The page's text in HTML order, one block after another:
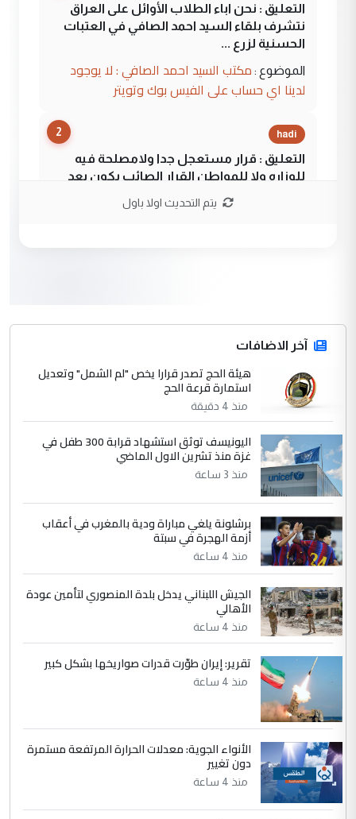
التعليق : نحن اباء الطلاب الأوائل على العراق
نتشرف بلقاء السيد احمد الصافي في العتبات
الحسنية لزرع ...
الموضوع : مكتب السيد احمد الصافي : لا يوجود
لدينا اي حساب على الفيس بوك وتويتر
2 hadi
التعليق : قرار مستعجل جدا ولامصلحة فيه
للوزاره ولا للمواطن القرار الصائب يكون بعد
جنسية الرافد الثالث للعراق ومن اصول عريقة
ابا فرات ...
الموضوع :
الجواهري يرد على صدام حسين سل
مضجعيك يابن الزنا (نص كامل)
سردار
التعليق : واحد من عصابة علي ماما يسقط
جنسية الرافد الثالث للعراق ومن اصول عريقة
ابا فرات ...
الموضوع :
الجواهري يرد على صدام حسين سل
مضجعيك يابن الزنا (نص كامل)
حيدر عاشور
التعليق : تحياتي لك استاذ حامدتركان. كلام
دقيق ومسؤول؛ فالاستثمار الحقيقي للإنسان
وثروات البلد يعتمد على الكفاءة ...
الموضوع :
بين الإهمال واغتصاب الأرض.. بلاد
الرافدين تعاني الجفاف والتصحر!!
يتم التحديث اولا باول
آخر الاضافات
هيئة الحج تصدر قرارا يخص "لم الشمل" وتعديل
استمارة قرعة الحج
منذ 4 دقيقة
اليونيسف توثق استشهاد قرابة 300 طفل في
غزة منذ تشرين الاول الماضي
منذ 3 ساعة
برشلونة يلغي مباراة ودية بالمغرب في أعقاب
أزمة الهجرة في سبتة
منذ 4 ساعة
الجيش اللبناني يدخل بلدة المنصوري لتأمين عودة
الأهالي
منذ 4 ساعة
تقرير: إيران طوّرت قدرات صواريخها بشكل كبير
منذ 4 ساعة
الأنواء الجوية: معدلات الحرارة المرتفعة مستمرة
دون تغيير
منذ 4 ساعة